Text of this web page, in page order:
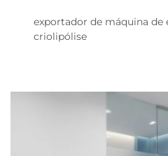
exportador de máquina
criolipólise